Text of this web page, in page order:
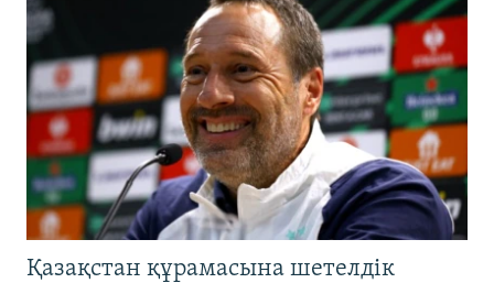
Қазақстан құрамасына шетелдік